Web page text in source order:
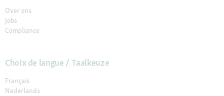
Over ons
Jobs
Compliance
Choix de langue / Taalkeuze
Français
Nederlands